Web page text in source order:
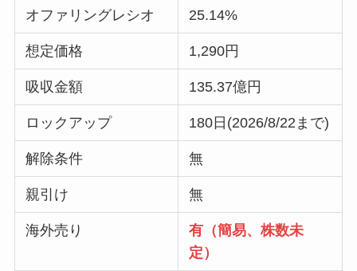
オファリングレシオ 25.14%
想定価格 1,290円
吸収金額 135.37億円
ロックアップ 180日(2026/8/22まで)
解除条件 無
親引け 無
海外売り
有（簡易、株数未
定）